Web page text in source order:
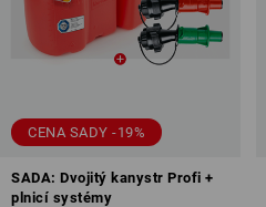
CENA SADY -19%
SADA: Dvojitý kanystr Profi +
plnicí systémy